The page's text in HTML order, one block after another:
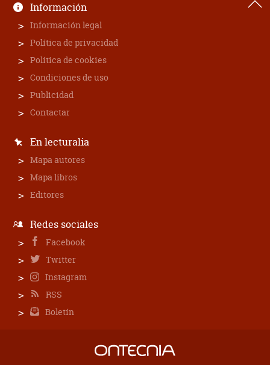
Información
Información legal
Política de privacidad
Política de cookies
Condiciones de uso
Publicidad
Contactar
En lecturalia
Mapa autores
Mapa libros
Editores
Redes sociales
Facebook
Twitter
Instagram
RSS
Boletín